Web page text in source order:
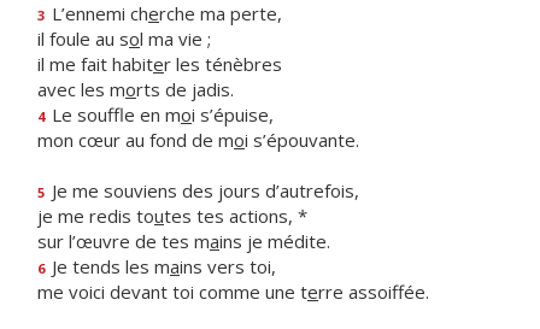
3 L’ennemi cherche ma perte,
il foule au sol ma vie ;
il me fait habiter les ténèbres
avec les morts de jadis.
4 Le souffle en moi s’épuise,
mon cœur au fond de moi s’épouvante.
5 Je me souviens des jours d’autrefois,
je me redis toutes tes actions, *
sur l’œuvre de tes mains je médite.
6 Je tends les mains vers toi,
me voici devant toi comme une terre assoiffée.